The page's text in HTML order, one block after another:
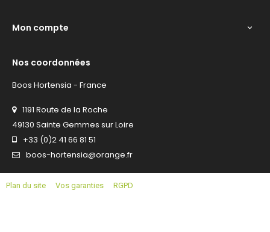
Mon compte 
Nos coordonnées
Boos Hortensia - France
1191 Route de la Roche
49130 Sainte Gemmes sur Loire
+33 (0)2 41 66 81 51
boos-hortensia@orange.fr
Plan du site Vos garanties RGPD